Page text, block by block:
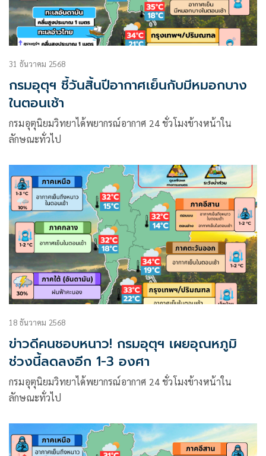
31 ธันวาคม 2568
กรมอุตุฯ ชี้วันสิ้นปีอากาศเย็นกับมีหมอกบาง
ในตอนเช้า
กรมอุตุนิยมวิทยาได้พยากรณ์อากาศ 24 ชั่วโมงข้างหน้าใน
ลักษณะทั่วไป
18 ธันวาคม 2568
ข่าวดีคนชอบหนาว! กรมอุตุฯ เผยอุณหภูมิ
ช่วงนี้ลดลงอีก 1-3 องศา
กรมอุตุนิยมวิทยาได้พยากรณ์อากาศ 24 ชั่วโมงข้างหน้าใน
ลักษณะทั่วไป